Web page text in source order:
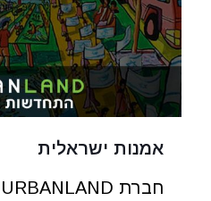
אמנות ישראלית